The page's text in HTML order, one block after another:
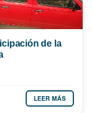
de la
LEER MÁS